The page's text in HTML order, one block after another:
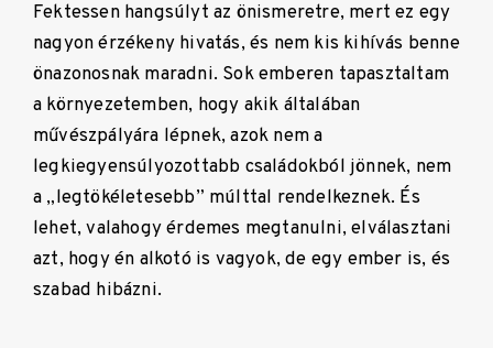
Fektessen hangsúlyt az önismeretre, mert ez egy
nagyon érzékeny hivatás, és nem kis kihívás benne
önazonosnak maradni. Sok emberen tapasztaltam
a környezetemben, hogy akik általában
művészpályára lépnek, azok nem a
legkiegyensúlyozottabb családokból jönnek, nem
a „legtökéletesebb” múlttal rendelkeznek. És
lehet, valahogy érdemes megtanulni, elválasztani
azt, hogy én alkotó is vagyok, de egy ember is, és
szabad hibázni.